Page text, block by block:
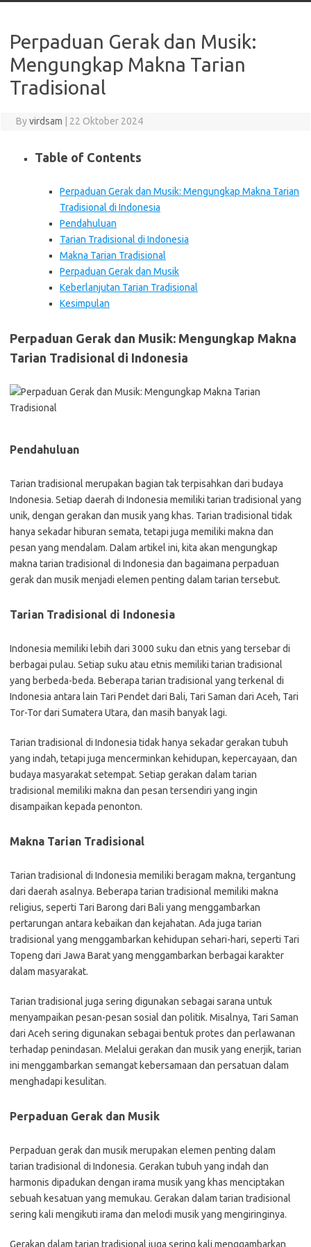
Perpaduan Gerak dan Musik:
Mengungkap Makna Tarian
Tradisional
Byvirdsam 22 Oktober 2024
Table of Contents
Perpaduan Gerak dan Musik: Mengungkap Makna Tarian
Tradisional di Indonesia
Pendahuluan
Tarian Tradisional di Indonesia
Makna Tarian Tradisional
Perpaduan Gerak dan Musik
Keberlanjutan Tarian Tradisional
Kesimpulan
Perpaduan Gerak dan Musik: Mengungkap Makna
Tarian Tradisional di Indonesia
Pendahuluan
Tarian tradisional merupakan bagian tak terpisahkan dari budaya
Indonesia. Setiap daerah di Indonesia memiliki tarian tradisional yang
unik, dengan gerakan dan musik yang khas. Tarian tradisional tidak
hanya sekadar hiburan semata, tetapi juga memiliki makna dan
pesan yang mendalam. Dalam artikel ini, kita akan mengungkap
makna tarian tradisional di Indonesia dan bagaimana perpaduan
gerak dan musik menjadi elemen penting dalam tarian tersebut.
Tarian Tradisional di Indonesia
Indonesia memiliki lebih dari 3000 suku dan etnis yang tersebar di
berbagai pulau. Setiap suku atau etnis memiliki tarian tradisional
yang berbeda-beda. Beberapa tarian tradisional yang terkenal di
Indonesia antara lain Tari Pendet dari Bali, Tari Saman dari Aceh, Tari
Tor-Tor dari Sumatera Utara, dan masih banyak lagi.
Tarian tradisional di Indonesia tidak hanya sekadar gerakan tubuh
yang indah, tetapi juga mencerminkan kehidupan, kepercayaan, dan
budaya masyarakat setempat. Setiap gerakan dalam tarian
tradisional memiliki makna dan pesan tersendiri yang ingin
disampaikan kepada penonton.
Makna Tarian Tradisional
Tarian tradisional di Indonesia memiliki beragam makna, tergantung
dari daerah asalnya. Beberapa tarian tradisional memiliki makna
religius, seperti Tari Barong dari Bali yang menggambarkan
pertarungan antara kebaikan dan kejahatan. Ada juga tarian
tradisional yang menggambarkan kehidupan sehari-hari, seperti Tari
Topeng dari Jawa Barat yang menggambarkan berbagai karakter
dalam masyarakat.
Tarian tradisional juga sering digunakan sebagai sarana untuk
menyampaikan pesan-pesan sosial dan politik. Misalnya, Tari Saman
dari Aceh sering digunakan sebagai bentuk protes dan perlawanan
terhadap penindasan. Melalui gerakan dan musik yang enerjik, tarian
ini menggambarkan semangat kebersamaan dan persatuan dalam
menghadapi kesulitan.
Perpaduan Gerak dan Musik
Perpaduan gerak dan musik merupakan elemen penting dalam
tarian tradisional di Indonesia. Gerakan tubuh yang indah dan
harmonis dipadukan dengan irama musik yang khas menciptakan
sebuah kesatuan yang memukau. Gerakan dalam tarian tradisional
sering kali mengikuti irama dan melodi musik yang mengiringinya.
Gerakan dalam tarian tradisional juga sering kali menggambarkan